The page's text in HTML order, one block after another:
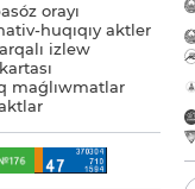
orayı
huqıqıy aktler
izlew
maǵlıwmatlar